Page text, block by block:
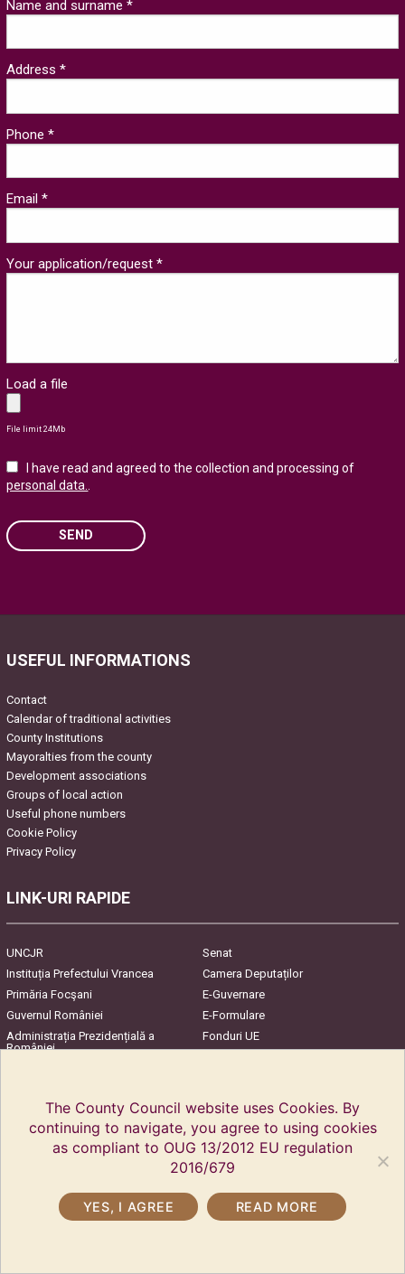
Name and surname *
Address *
Phone *
Email *
Your application/request *
Load a file
File limit 24Mb
I have read and agreed to the collection and processing of
personal data.
SEND
empty.
USEFUL INFORMATIONS
Contact
Calendar of traditional activities
County Institutions
Mayoralties from the county
Development associations
Groups of local action
Useful phone numbers
Cookie Policy
Privacy Policy
LINK-URI RAPIDE
UNCJR
Senat
Instituția Prefectului Vrancea
Camera Deputaților
Primăria Focşani
E-Guvernare
Guvernul României
E-Formulare
Administrația Prezidențială a
României
Fonduri UE
The County Council website uses Cookies. By
continuing to navigate, you agree to using cookies
as compliant to OUG 13/2012 EU regulation
2016/679
YES, I AGREE READ MORE